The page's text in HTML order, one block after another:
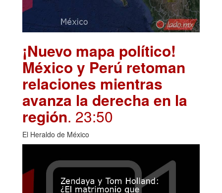
¡Nuevo mapa político!
México y Perú retoman
relaciones mientras
avanza la derecha en la
región. 23:50
El Heraldo de México